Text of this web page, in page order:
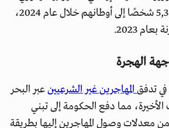
أن السلطات رحّلت 5,389 شخصًا إلى أوطانهم خلال عام 2024،
الهجرة
تدفقالمهاجرين غير الشرعيينعبر البحر
مما دفع الحكومة إلى تبني
معدلات وصول المهاجرين إليها بطريقة